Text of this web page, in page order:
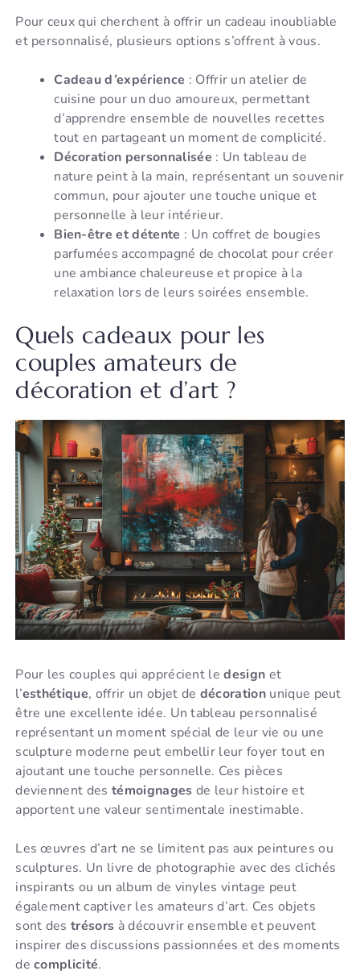
Pour ceux qui cherchent à offrir un cadeau inoubliable
et personnalisé, plusieurs options s’offrent à vous.
Cadeau d’expérience : Offrir un atelier de
cuisine pour un duo amoureux, permettant
d’apprendre ensemble de nouvelles recettes
tout en partageant un moment de complicité.
Décoration personnalisée : Un tableau de
nature peint à la main, représentant un souvenir
commun, pour ajouter une touche unique et
personnelle à leur intérieur.
Bien-être et détente : Un coffret de bougies
parfumées accompagné de chocolat pour créer
une ambiance chaleureuse et propice à la
relaxation lors de leurs soirées ensemble.
Quels cadeaux pour les
couples amateurs de
décoration et d’art ?
Pour les couples qui apprécient ledesign et
l’esthétique, offrir un objet de décorationunique peut
être une excellente idée. Un tableau personnalisé
représentant un moment spécial de leur vie ou une
sculpture moderne peut embellir leur foyer tout en
ajoutant une touche personnelle. Ces pièces
deviennent des témoignages de leur histoire et
apportent une valeur sentimentale inestimable.
Les œuvres d’art ne se limitent pas aux peintures ou
sculptures. Un livre de photographie avec des clichés
inspirants ou un album de vinyles vintage peut
également captiver les amateurs d’art. Ces objets
sont destrésors à découvrir ensemble et peuvent
inspirer des discussions passionnées et des moments
decomplicité.